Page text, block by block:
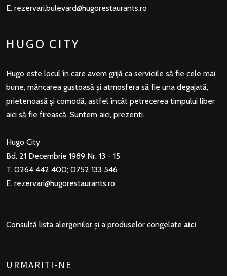
E. rezervari.bulevard@hugorestaurants.ro
HUGO CITY
Hugo este locul în care avem grijă ca serviciile să fie cele mai
bune, mâncarea gustoasă și atmosfera să fie una degajată,
prietenoasă și comodă, astfel încât petrecerea timpului liber
aici să fie firească. Suntem aici, prezenti.
Hugo City
Bd. 21 Decembrie 1989 Nr. 13 - 15
T. 0264 442 400; 0752 133 546
E. rezervari@hugorestaurants.ro
Consultă lista alergenilor și a produselor congelate aici
URMARITI-NE